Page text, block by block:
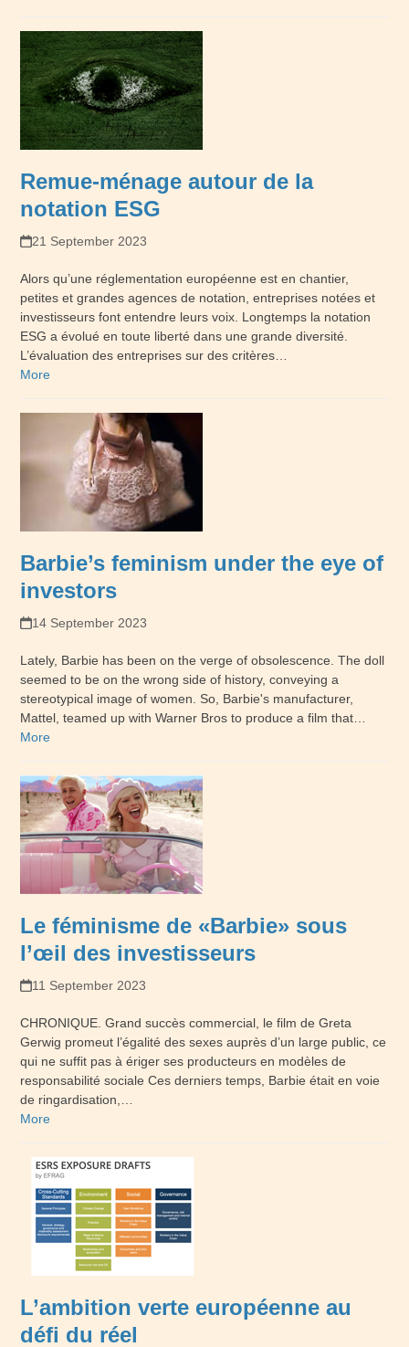
Remue-ménage autour de la
notation ESG
21 September 2023
Alors qu’une réglementation européenne est en chantier,
petites et grandes agences de notation, entreprises notées et
investisseurs font entendre leurs voix. Longtemps la notation
ESG a évolué en toute liberté dans une grande diversité.
L’évaluation des entreprises sur des critères…
More
Barbie’s feminism under the eye of
investors
14 September 2023
Lately, Barbie has been on the verge of obsolescence. The doll
seemed to be on the wrong side of history, conveying a
stereotypical image of women. So, Barbie's manufacturer,
Mattel, teamed up with Warner Bros to produce a film that…
More
Le féminisme de «Barbie» sous
l’œil des investisseurs
11 September 2023
CHRONIQUE. Grand succès commercial, le film de Greta
Gerwig promeut l’égalité des sexes auprès d’un large public, ce
qui ne suffit pas à ériger ses producteurs en modèles de
responsabilité sociale Ces derniers temps, Barbie était en voie
de ringardisation,…
More
L’ambition verte européenne au
défi du réel